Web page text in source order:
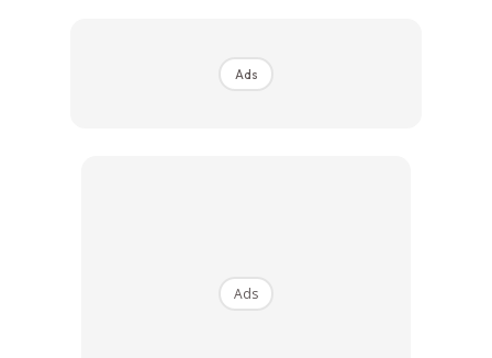
Ads
Ads